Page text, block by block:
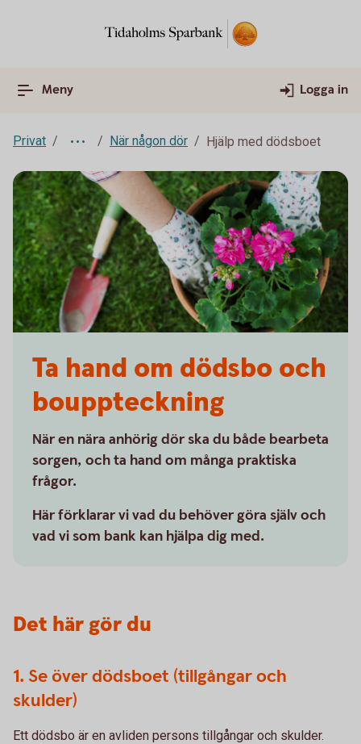
Meny Logga in
Privat När någon dör Hjälp med dödsboet
Ta hand om dödsbo och
bouppteckning
När en nära anhörig dör ska du både bearbeta
sorgen, och ta hand om många praktiska
frågor.
Här förklarar vi vad du behöver göra själv och
vad vi som bank kan hjälpa dig med.
Det här gör du
1. Se över dödsboet (tillgångar och
skulder)
Ett dödsbo är en avliden persons tillgångar och skulder.